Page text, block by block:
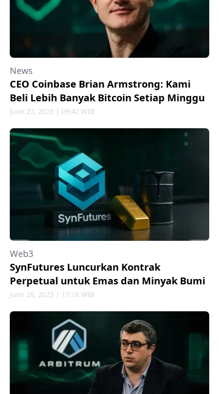
News
CEO Coinbase Brian Armstrong: Kami
Beli Lebih Banyak Bitcoin Setiap Minggu
June 27, 2025 | 09:42 WIB
Web3
SynFutures Luncurkan Kontrak
Perpetual untuk Emas dan Minyak Bumi
June 26, 2025 | 17:18 WIB